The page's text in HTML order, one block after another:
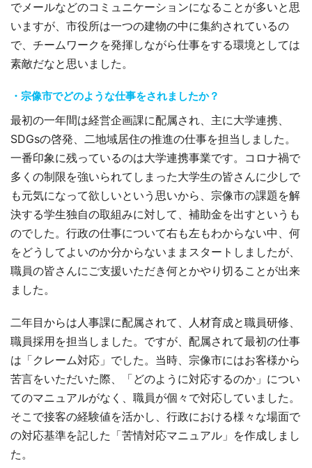
でメールなどのコミュニケーションになることが多いと思
いますが、市役所は一つの建物の中に集約されているの
で、チームワークを発揮しながら仕事をする環境としては
素敵だなと思いました。
・宗像市でどのような仕事をされましたか？
最初の一年間は経営企画課に配属され、主に大学連携、
SDGsの啓発、二地域居住の推進の仕事を担当しました。
一番印象に残っているのは大学連携事業です。コロナ禍で
多くの制限を強いられてしまった大学生の皆さんに少しで
も元気になって欲しいという思いから、宗像市の課題を解
決する学生独自の取組みに対して、補助金を出すというも
のでした。行政の仕事について右も左もわからない中、何
をどうしてよいのか分からないままスタートしましたが、
職員の皆さんにご支援いただき何とかやり切ることが出来
ました。
二年目からは人事課に配属されて、人材育成と職員研修、
職員採用を担当しました。ですが、配属されて最初の仕事
は「クレーム対応」でした。当時、宗像市にはお客様から
苦言をいただいた際、「どのように対応するのか」につい
てのマニュアルがなく、職員が個々で対応していました。
そこで接客の経験値を活かし、行政における様々な場面で
の対応基準を記した「苦情対応マニュアル」を作成しまし
た。